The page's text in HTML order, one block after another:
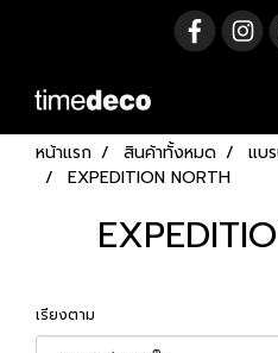
หน้าแรก สินค้าทั้งหมด แบ
EXPEDITION NORTH
เรียงตาม